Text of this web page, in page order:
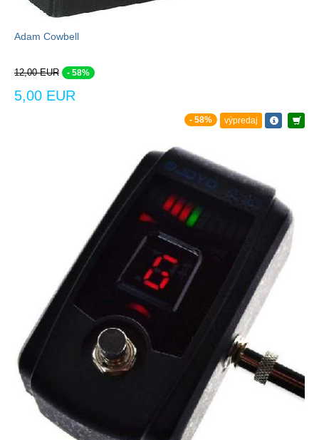
Adam Cowbell
12,00 EUR - 58%
5,00 EUR
- 58% výpredaj